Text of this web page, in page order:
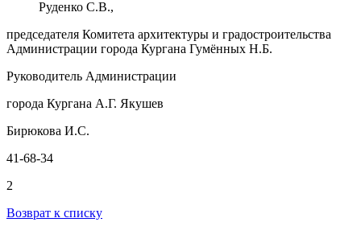
Руденко С.В.,
председателя Комитета архитектуры и градостроительства
Администрации города Кургана Гумённых Н.Б.
Руководитель Администрации
города Кургана А.Г. Якушев
Бирюкова И.С.
41-68-34
2
Возврат к списку